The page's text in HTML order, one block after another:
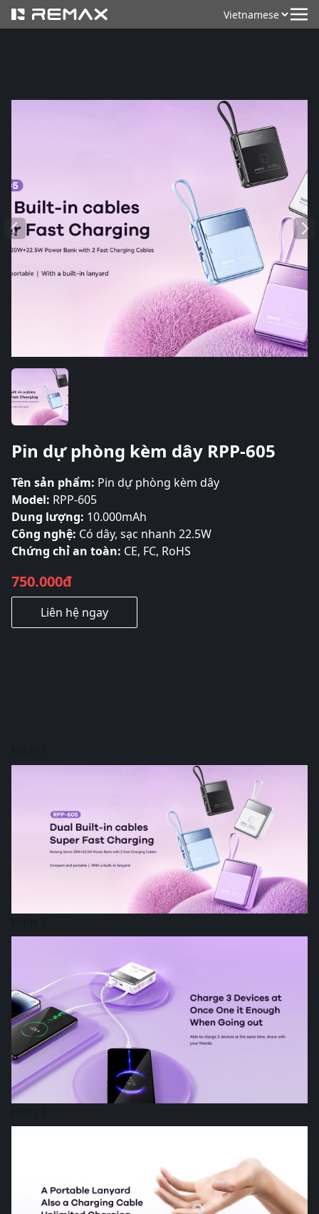
Pin dự phòng kèm dây RPP-605
Tên sản phẩm: Pin dự phòng kèm dây
Model: RPP-605
Dung lượng: 10.000mAh
Công nghệ: Có dây, sạc nhanh 22.5W
Chứng chỉ an toàn: CE, FC, RoHS
750.000đ
Liên hệ ngay